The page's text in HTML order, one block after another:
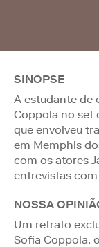
SINOPSE
A estudante de
Coppola no set
que envolveu
em Memphis
com os atores
entrevistas
NOSSA
Um retrato
Sofia Coppola,